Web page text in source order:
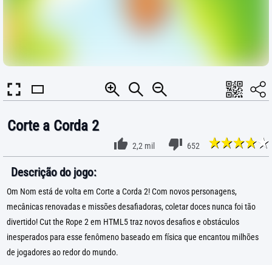
Corte a Corda 2
2,2 mil 652
Descrição do jogo:
Om Nom está de volta em Corte a Corda 2! Com novos personagens,
mecânicas renovadas e missões desafiadoras, coletar doces nunca foi tão
divertido! Cut the Rope 2 em HTML5 traz novos desafios e obstáculos
inesperados para esse fenômeno baseado em física que encantou milhões
de jogadores ao redor do mundo.